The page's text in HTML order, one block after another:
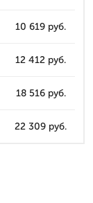
10 619 руб.
12 412 руб.
18 516 руб.
22 309 руб.